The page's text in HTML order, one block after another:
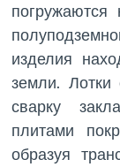
изделия
земли. Лотки
сварку
плитами
образуя